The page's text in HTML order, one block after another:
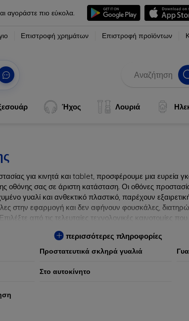
αγοράστε πιο εύκολα.
Επιστροφή χρημάτων Επιστροφή προϊόντων
Ήχος Λουριά
για κινητά και tablet, προσφέρουμε μια ευρεία
οθόνης σας σε άριστη κατάσταση. Οι οθόνες
γυαλί και ανθεκτικό πλαστικό, παρέχουν
στην εφαρμογή και δεν αφήνουν φουσκάλες,
από τις τελευταίες τεχνολογικές καινοτομίες
περισσότερες πληροφορίες
Προστατευτικά σκληρά γυαλιά
Στο αυτοκίνητο